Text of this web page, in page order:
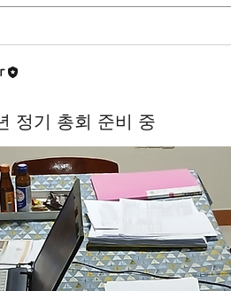
정기 총회 준비 중